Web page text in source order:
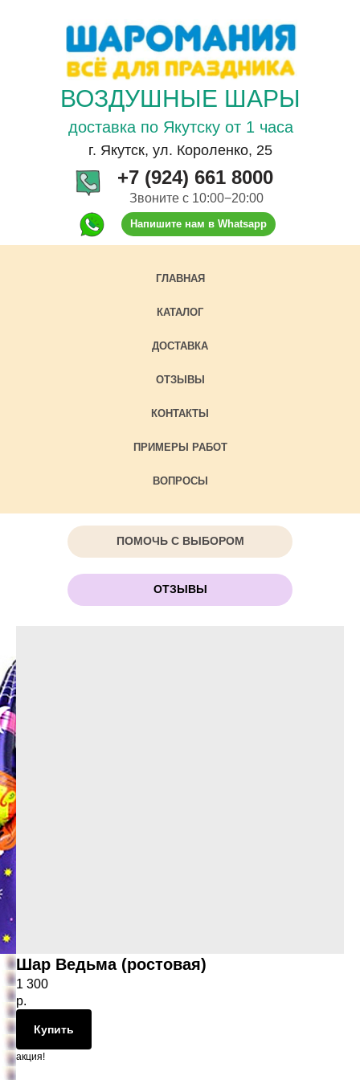
ВОЗДУШНЫЕ ШАРЫ
доставка по Якутску от 1 часа
г. Якутск, ул. Короленко, 25
+7 (924) 661 8000
Напишите нам в Whatsapp
Звоните с 10:00−20:00
ГЛАВНАЯ
КАТАЛОГ
ДОСТАВКА
ОТЗЫВЫ
КОНТАКТЫ
ПРИМЕРЫ РАБОТ
ВОПРОСЫ
ПОМОЧЬ С ВЫБОРОМ
ОТЗЫВЫ
Шар Ведьма (ростовая)
1 300
р.
Купить
акция!